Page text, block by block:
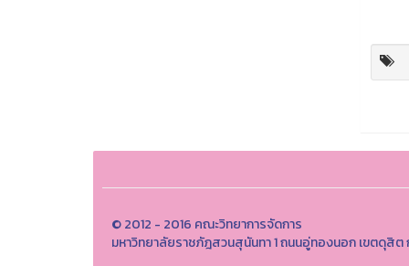
© 2012 - 2016 คณะวิทยาการจัดการ
มหาวิทยาลัยราชภัฎสวนสุนันทา 1 ถนนอู่ทองนอก เขตดุสิต